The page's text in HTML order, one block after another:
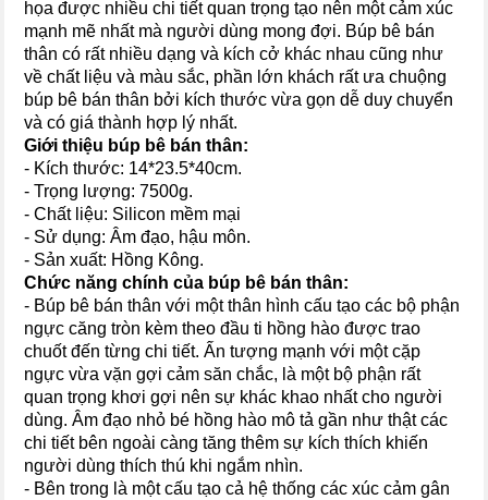
họa được nhiều chi tiết quan trọng tạo nên một cảm xúc
mạnh mẽ nhất mà người dùng mong đợi. Búp bê bán
thân có rất nhiều dạng và kích cở khác nhau cũng như
về chất liệu và màu sắc, phần lớn khách rất ưa chuộng
búp bê bán thân bởi kích thước vừa gọn dễ duy chuyển
và có giá thành hợp lý nhất.
Giới thiệu búp bê bán thân:
- Kích thước: 14*23.5*40cm.
- Trọng lượng: 7500g.
- Chất liệu: Silicon mềm mại
- Sử dụng: Âm đạo, hậu môn.
- Sản xuất: Hồng Kông.
Chức năng chính của búp bê bán thân:
- Búp bê bán thân với một thân hình cấu tạo các bộ phận
ngực căng tròn kèm theo đầu ti hồng hào được trao
chuốt đến từng chi tiết. Ấn tượng mạnh với một cặp
ngực vừa vặn gợi cảm săn chắc, là một bộ phận rất
quan trọng khơi gợi nên sự khác khao nhất cho người
dùng. Âm đạo nhỏ bé hồng hào mô tả gần như thật các
chi tiết bên ngoài càng tăng thêm sự kích thích khiến
người dùng thích thú khi ngắm nhìn.
- Bên trong là một cấu tạo cả hệ thống các xúc cảm gân